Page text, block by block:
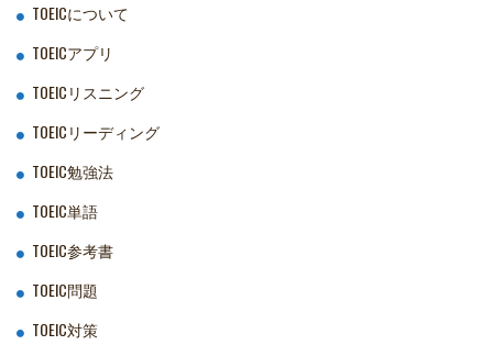
TOEICについて
TOEICアプリ
TOEICリスニング
TOEICリーディング
TOEIC勉強法
TOEIC単語
TOEIC参考書
TOEIC問題
TOEIC対策